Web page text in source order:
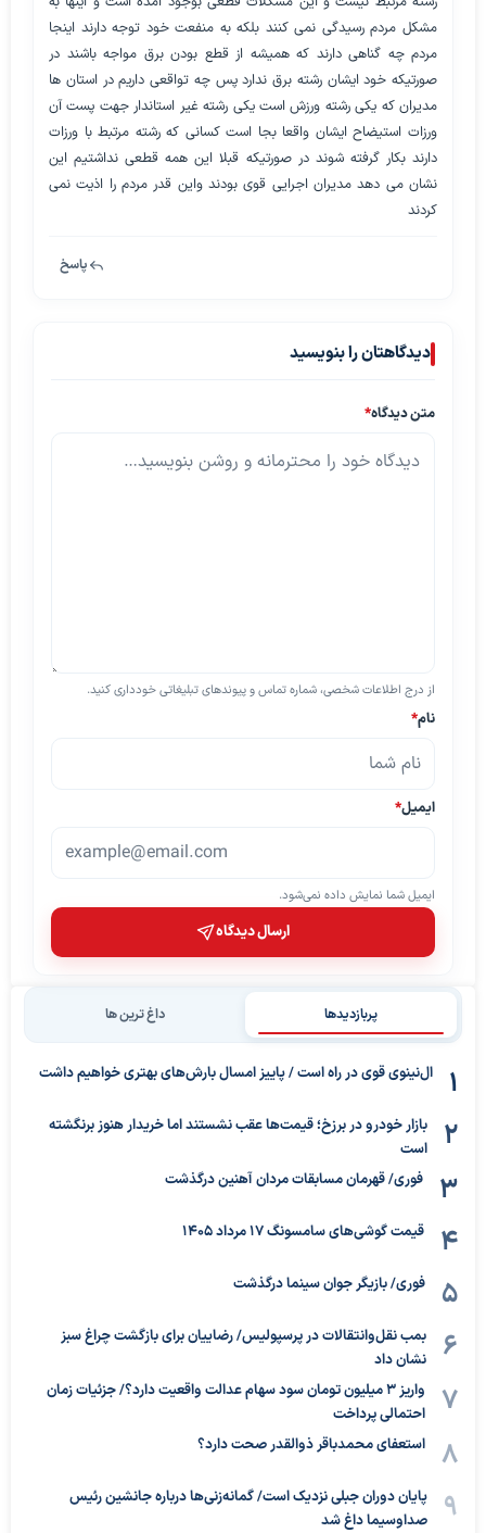
مشکل مردم رسیدگی نمی کنند بلکه به منفعت خود توجه دارند اینجا
مردم چه گناهی دارند که همیشه از قطع بودن برق مواجه باشند در
صورتیکه خود ایشان رشته برق ندارد پس چه تواقعی داریم در استان ها
مدیران که یکی رشته ورزش است یکی رشته غیر استاندار جهت پست آن
ورزات استیضاح ایشان واقعا بجا است کسانی که رشته مرتبط با ورزات
دارند بکار گرفته شوند در صورتیکه قبلا این همه قطعی نداشتیم این
نشان می دهد مدیران اجرایی قوی بودند واین قدر مردم را اذیت نمی
کردند
پاسخ
دیدگاهتان را بنویسید
متن دیدگاه*
از درج اطلاعات شخصی، شماره تماس و پیوندهای تبلیغاتی خودداری کنید.
نام*
ایمیل*
ایمیل شما نمایش داده نمی‌شود.
ارسال دیدگاه
پربازدیدها داغ ترین ها
ال‌نینوی قوی در راه است / پاییز امسال بارش‌های بهتری خواهیم داشت
بازار خودرو در برزخ؛ قیمت‌ها عقب نشستند اما خریدار هنوز برنگشته
است
فوری/ قهرمان مسابقات مردان آهنین درگذشت
قیمت گوشی‌های سامسونگ 17 مرداد 1405
فوری/ بازیگر جوان سینما درگذشت
بمب نقل‌وانتقالات در پرسپولیس/ رضاییان برای بازگشت چراغ سبز
نشان داد
واریز ۳ میلیون تومان سود سهام عدالت واقعیت دارد؟/ جزئیات زمان
احتمالی پرداخت
استعفای محمدباقر ذوالقدر صحت دارد؟
پایان دوران جبلی نزدیک است/ گمانه‌زنی‌ها درباره جانشین رئیس
صداوسیما داغ شد